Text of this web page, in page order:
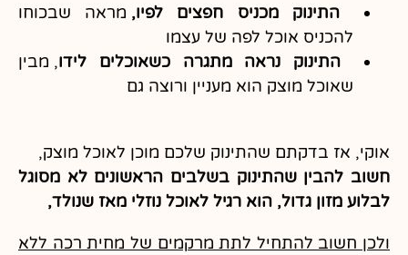
התינוק מכניס חפצים לפיו, מראה שבכוחו
להכניס אוכל לפה של עצמו
התינוק נראה מתגרה כשאוכלים לידו, מבין
שאוכל מוצק הוא מעניין ורוצה גם
אוקי, אז בדקתם שהתינוק שלכם מוכן לאוכל מוצק,
חשוב להבין שהתינוק בשלבים הראשונים לא מסוגל
לבלוע מזון גדול, הוא רגיל לאוכל נוזלי מאז שנולד,
ולכן חשוב להתחיל לתת מרקמים של מחית רכה ללא